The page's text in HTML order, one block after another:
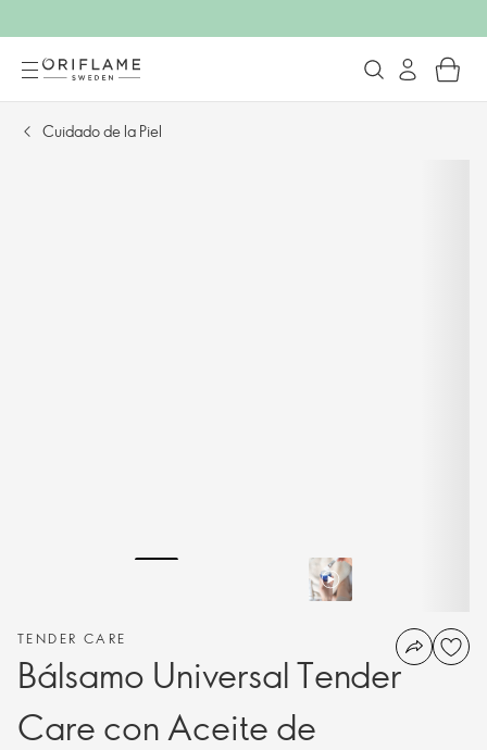
Cuidado de la Piel
TENDER CARE
Bálsamo Universal Tender
Care con Aceite de